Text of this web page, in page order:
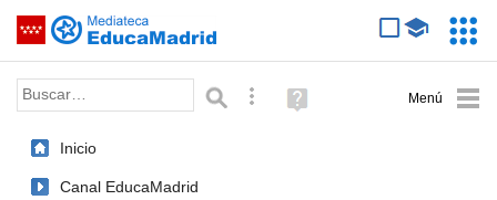
Saltar navegación
Palabra o frase: Búsqueda avanzada
Ayuda
(en
Inicio
Canal EducaMadrid